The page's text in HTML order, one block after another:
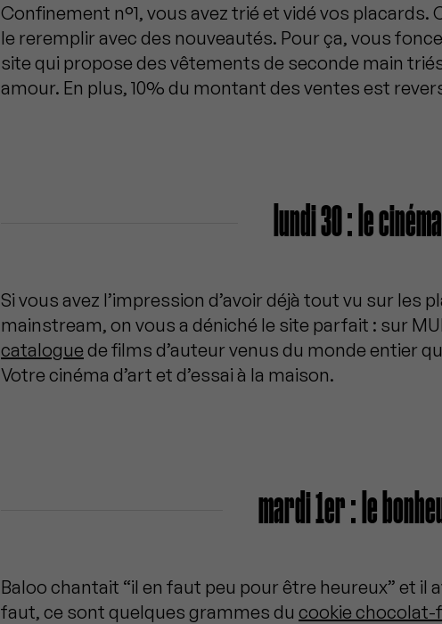
Confinement n°1, vous avez trié et vidé vos
le reremplir avec des nouveautés. Pour ça, vous
site qui propose des vêtements de seconde main
amour. En plus, 10% du montant des ventes est
lundi 30 : le cinéma
Si vous avez l’impression d’avoir déjà tout vu sur les
mainstream, on vous a déniché le site parfait : sur
catalogue de films d’auteur venus du monde entier
Votre cinéma d’art et d’essai à la maison.
mardi 1er : le
Baloo chantait “il en faut peu pour être heureux” et il
faut, ce sont quelques grammes du cookie chocolat-